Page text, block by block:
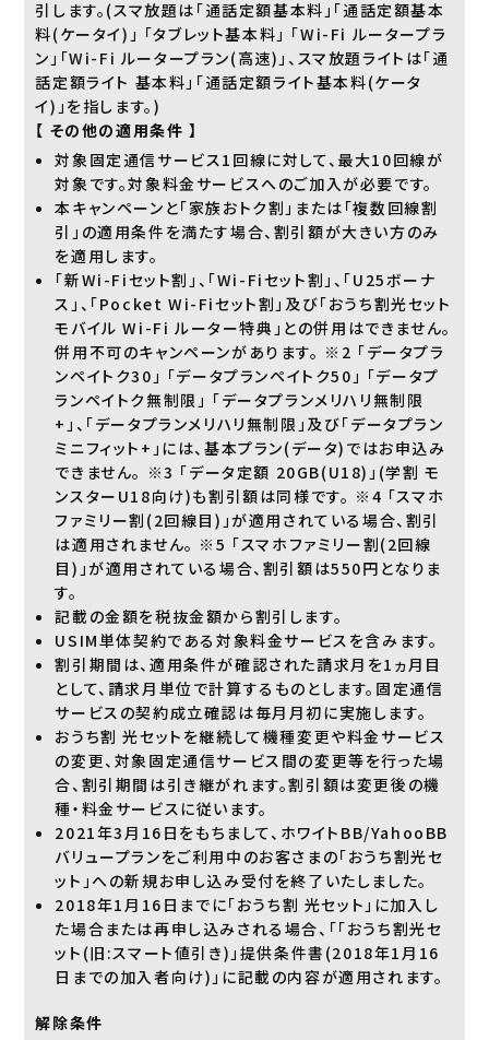
引します。(スマ放題は「通話定額基本料」「通話定額基本
料(ケータイ)」 「タブレット基本料」 「Wi-Fi ルータープラ
ン」「Wi-Fi ルータープラン(高速)」、スマ放題ライトは「通
話定額ライト 基本料」「通話定額ライト基本料(ケータ
イ)」を指します。)
【 その他の適用条件 】
対象固定通信サービス1回線に対して、最大10回線が
対象です。対象料金サービスへのご加入が必要です。
本キャンペーンと「家族おトク割」または「複数回線割
引」の適用条件を満たす場合、割引額が大きい方のみ
を適用します。
「新Wi-Fiセット割」、「Wi-Fiセット割」、「U25ボーナ
ス」、「Pocket Wi-Fiセット割」及び「おうち割光セット
モバイル Wi-Fi ルーター特典」との併用はできません。
併用不可のキャンペーンがあります。 ※2 「データプラ
ンペイトク30」 「データプランペイトク50」 「データプ
ランペイトク無制限」 「データプランメリハリ無制限
+」、「データプランメリハリ無制限」及び「データプラン
ミニフィット+」には、基本プラン(データ)ではお申込み
できません。 ※3 「データ定額 20GB(U18)」(学割 モ
ンスターU18向け)も割引額は同様です。 ※4 「スマホ
ファミリー割(2回線目)」が適用されている場合、割引
は適用されません。 ※5 「スマホファミリー割(2回線
目)」が適用されている場合、割引額は550円となりま
す。
記載の金額を税抜金額から割引します。
USIM単体契約である対象料金サービスを含みます。
割引期間は、適用条件が確認された請求月を1ヵ月目
として、請求月単位で計算するものとします。固定通信
サービスの契約成立確認は毎月月初に実施します。
おうち割 光セットを継続して機種変更や料金サービス
の変更、対象固定通信サービス間の変更等を行った場
合、割引期間は引き継がれます。割引額は変更後の機
種・料金サービスに従います。
2021年3月16日をもちまして、ホワイトBB/YahooBB
バリュープランをご利用中のお客さまの「おうち割光セ
ット」への新規お申し込み受付を終了いたしました。
2018年1月16日までに「おうち割 光セット」に加入し
た場合または再申し込みされる場合、「「おうち割光セ
ット(旧:スマート値引き)」提供条件書(2018年1月16
日までの加入者向け)」に記載の内容が適用されます。
解除条件